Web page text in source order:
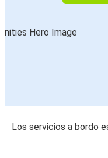
Los servicios a bordo